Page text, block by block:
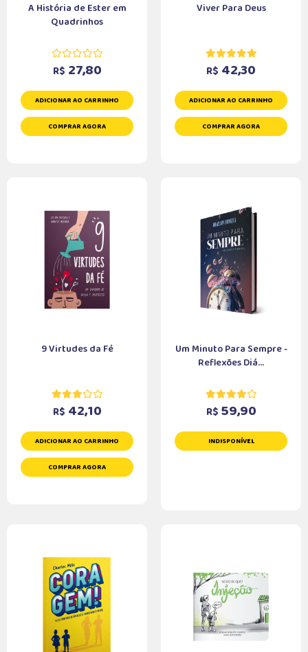
A História de Ester em
Quadrinhos
R$ 27,80
ADICIONAR AO CARRINHO
COMPRAR AGORA
Viver Para Deus
R$ 42,30
ADICIONAR AO CARRINHO
COMPRAR AGORA
9 Virtudes da Fé
R$ 42,10
ADICIONAR AO CARRINHO
COMPRAR AGORA
Um Minuto Para Sempre -
Reflexões Diá...
R$ 59,90
INDISPONÍVEL